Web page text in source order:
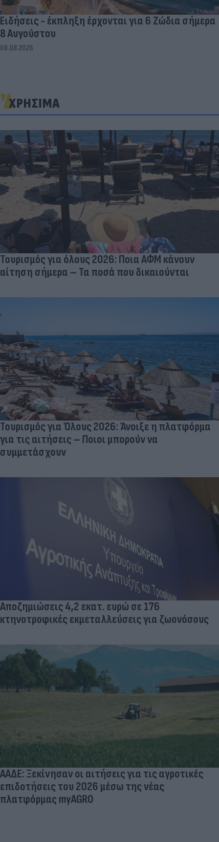
Ειδήσεις - έκπληξη έρχονται για 6 Ζώδια σήμερα
8 Αυγούστου
08.08.2026
ΧΡΗΣΙΜΑ
Τουρισμός για όλους 2026: Ποια ΑΦΜ κάνουν
αίτηση σήμερα – Τα ποσά που δικαιούνται
Τουρισμός για Όλους 2026: Άνοιξε η πλατφόρμα
για τις αιτήσεις – Ποιοι μπορούν να
συμμετάσχουν
Αποζημιώσεις 4,2 εκατ. ευρώ σε 176
κτηνοτροφικές εκμεταλλεύσεις για ζωονόσους
ΑΑΔΕ: Ξεκίνησαν οι αιτήσεις για τις αγροτικές
επιδοτήσεις του 2026 μέσω της νέας
πλατφόρμας myAGRO